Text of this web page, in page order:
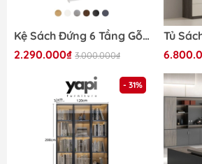
Kệ Sách Đứng 6 Tầng Gỗ MDF Chống Ẩm Hiện Đại 70cmx30cmx160cm Yapi-668
2.290.000₫ 3.000.000₫
- 31%